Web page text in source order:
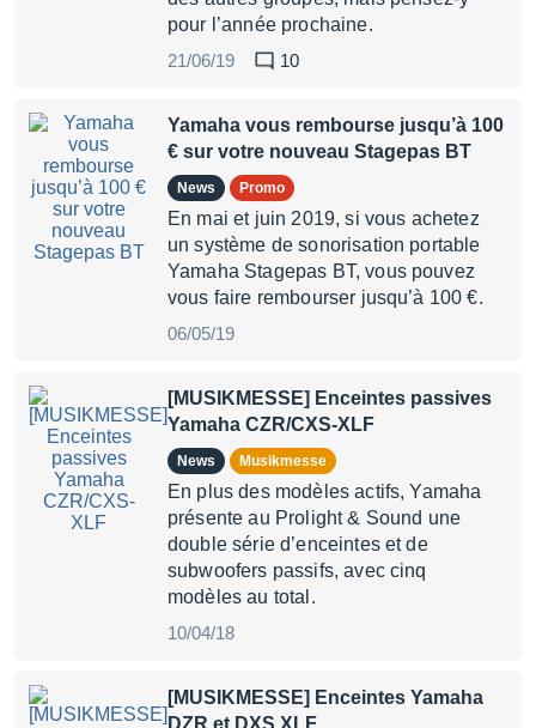
pour l’année prochaine.
21/06/19
10
Yamaha vous rembourse jusqu’à 100
€ sur votre nouveau Stagepas BT
News Promo
En mai et juin 2019, si vous achetez
un système de sonorisation portable
Yamaha Stagepas BT, vous pouvez
vous faire rembourser jusqu’à 100 €.
06/05/19
[MUSIKMESSE] Enceintes passives
Yamaha CZR/CXS-XLF
News Musikmesse
En plus des modèles actifs, Yamaha
présente au Prolight & Sound une
double série d’enceintes et de
subwoofers passifs, avec cinq
modèles au total.
10/04/18
[MUSIKMESSE] Enceintes Yamaha
DZR et DXS XLF